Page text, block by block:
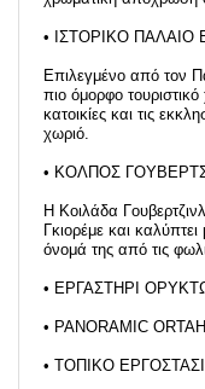
• ΙΣΤΟΡΙΚΟ
Επιλεγμένο από τον
πιο όμορφο
κατοικίες και τις
χωριό.
• ΚΟΛΠΟΣ
Η Κοιλάδα
Γκιορέμε και
όνομά της από τις
• ΕΡΓΑΣΤΗΡΙ
• PANORAMIC
• ΤΟΠΙΚΟ